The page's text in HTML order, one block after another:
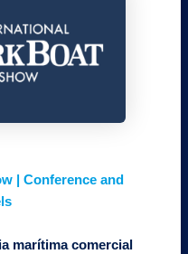
| Conference and
marítima comercial